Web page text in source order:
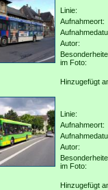
Linie:
Aufnahmeort:
Autor:
im Foto:
Hinzugefügt
Linie:
Aufnahmeort:
Autor:
im Foto:
Hinzugefügt